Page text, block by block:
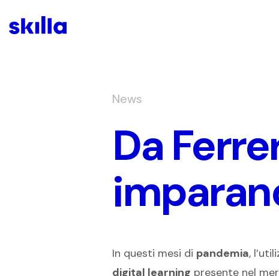
News
Da
In questi mesi di pandemia,
digital learning presente nel